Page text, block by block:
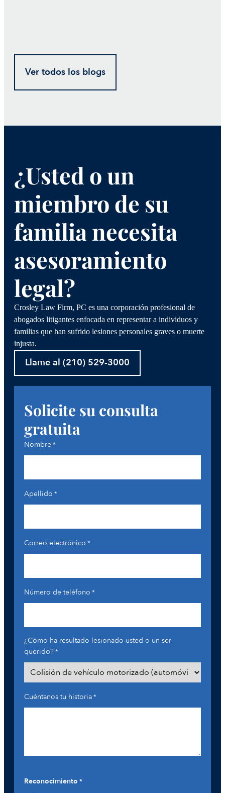
Ver todos los blogs
¿Usted o un
miembro de su
familia necesita
asesoramiento
legal?
Crosley Law Firm, PC es una corporación profesional de
abogados litigantes enfocada en representar a individuos y
familias que han sufrido lesiones personales graves o muerte
injusta.
Llame al (210) 529-3000
Solicite su consulta
gratuita
Nombre*
Apellido *
Correo electrónico *
Número de teléfono *
¿Cómo ha resultado lesionado usted o un ser
querido?*
Cuéntanos tu historia*
Reconocimiento *